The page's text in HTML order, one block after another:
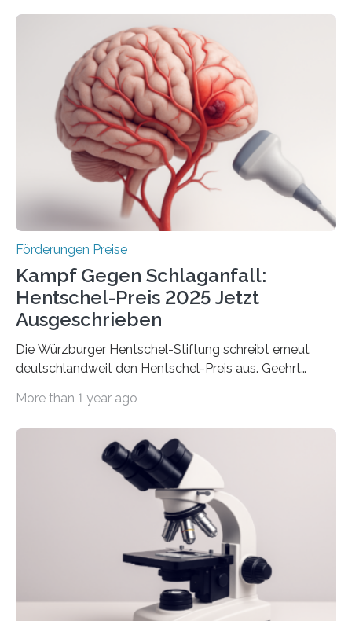
Woche vom Haushaltsausschuss freigegeben – unter
anderem zur Unterstützung der
Industrieforschungsprogramme Industrielle
Gemeinschaftsforschung (IGF), Zentrales
Innovationsprogramm Mittelstand (ZIM) und
Innovationskompetenz INNO-KOM. Auf dem
Innovationstag Mittelstand 2025 am 5. Juni 2025 in
Berlin überbrachte das Bundesministerium für
Wirtschaft und Energie eine gute Nachricht:
Überplanmäßige Verpflichtungsermächtigungen in
Förderungen Preise
Kampf Gegen Schlaganfall:
Hentschel-Preis 2025 Jetzt
Ausgeschrieben
Die Würzburger Hentschel-Stiftung schreibt erneut
deutschlandweit den Hentschel-Preis aus. Geehrt
hochrangige wissenschaftliche Publikation zum Thema
Schlaganfall“ mit Sitz in Würzburg fördert die
Schlaganfallforschung, um die Behandlung der
Betroffenen zu verbessern. Dazu schreibt sie auch in
diesem Jahr wieder deutschlandweit den Hentschel-
Preis aus. Er richtet sich gezielt an jüngere
Forscherinnen und Forscher unter 40 Jahren. Geehrt
werden soll eine herausragende Doktorarbeit oder eine
hochrangige wissenschaftliche Publikation zum Thema
More than 1 year ago